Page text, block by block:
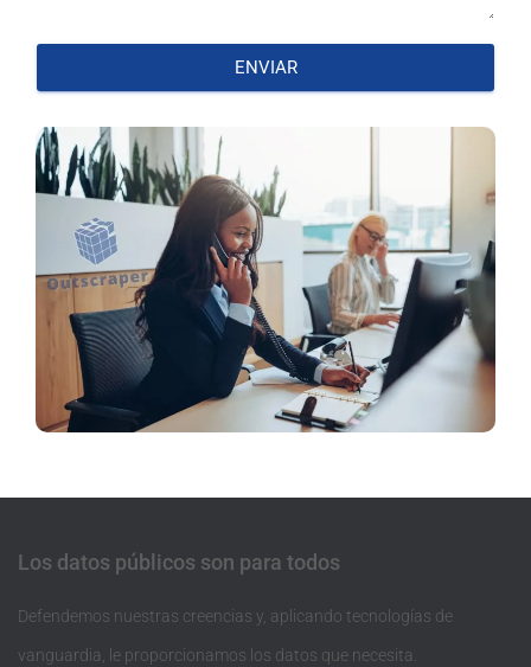
ENVIAR
Los datos públicos son para todos
Defendemos nuestras creencias y, aplicando tecnologías de
vanguardia, le proporcionamos los datos que necesita.